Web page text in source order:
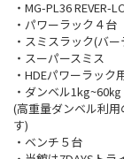
・MG-PL36 REVER-
・パワーラック４台
・スミスラック(バ
・スーパースミス
・HDEパワーラッ
・ダンベル1kg~60㎏
(高重量ダンベル利
す)
・ベンチ５台